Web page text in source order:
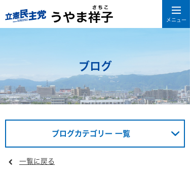
ブログ
ブログカテゴリー 一覧
一覧に戻る